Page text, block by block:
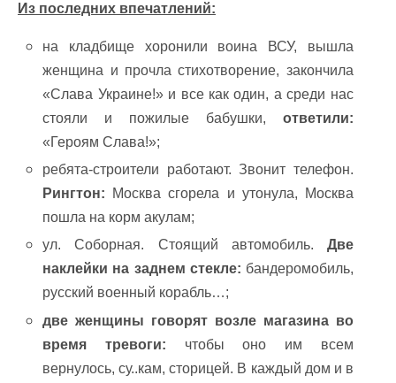
Из последних впечатлений:
на кладбище хоронили воина ВСУ, вышла
женщина и прочла стихотворение, закончила
«Слава Украине!» и все как один, а среди нас
стояли и пожилые бабушки, ответили:
«Героям Слава!»;
ребята-строители работают. Звонит телефон.
Рингтон: Москва сгорела и утонула, Москва
пошла на корм акулам;
ул. Соборная. Стоящий автомобиль. Две
наклейки на заднем стекле: бандеромобиль,
русский военный корабль…;
две женщины говорят возле магазина во
время тревоги: чтобы оно им всем
вернулось, су..кам, сторицей. В каждый дом и в